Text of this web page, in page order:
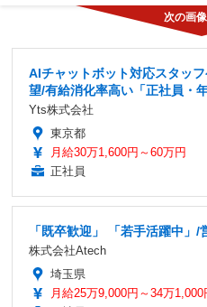
AIチャットボット対応スタッ
望/有給消化率高い「正社員・
Yts株式会社
東京都
月給30万1,600円～60万円
正社員
「既卒歓迎」 「若手活躍中」/
株式会社Atech
埼玉県
月給25万9,000円～34万1,000